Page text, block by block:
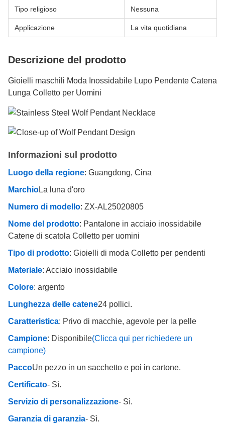
Tipo religioso Nessuna
Applicazione La vita quotidiana
Descrizione del prodotto
Gioielli maschili Moda Inossidabile Lupo Pendente Catena
Lunga Colletto per Uomini
Informazioni sul prodotto
Luogo della regione: Guangdong, Cina
MarchioLa luna d'oro
Numero di modello: ZX-AL25020805
Nome del prodotto: Pantalone in acciaio inossidabile
Catene di scatola Colletto per uomini
Tipo di prodotto: Gioielli di moda Colletto per pendenti
Materiale: Acciaio inossidabile
Colore: argento
Lunghezza delle catene24 pollici.
Caratteristica: Privo di macchie, agevole per la pelle
Campione: Disponibile(Clicca qui per richiedere un
campione)
PaccoUn pezzo in un sacchetto e poi in cartone.
Certificato- Sì.
Servizio di personalizzazione- Sì.
Garanzia di garanzia- Sì.